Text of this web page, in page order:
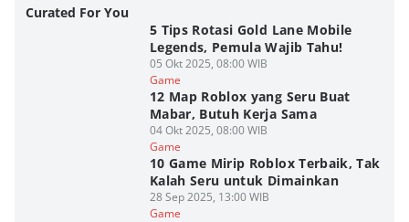
Curated For You
5 Tips Rotasi Gold Lane Mobile
Legends, Pemula Wajib Tahu!
05 Okt 2025, 08:00 WIB
Game
12 Map Roblox yang Seru Buat
Mabar, Butuh Kerja Sama
04 Okt 2025, 08:00 WIB
Game
10 Game Mirip Roblox Terbaik, Tak
Kalah Seru untuk Dimainkan
28 Sep 2025, 13:00 WIB
Game